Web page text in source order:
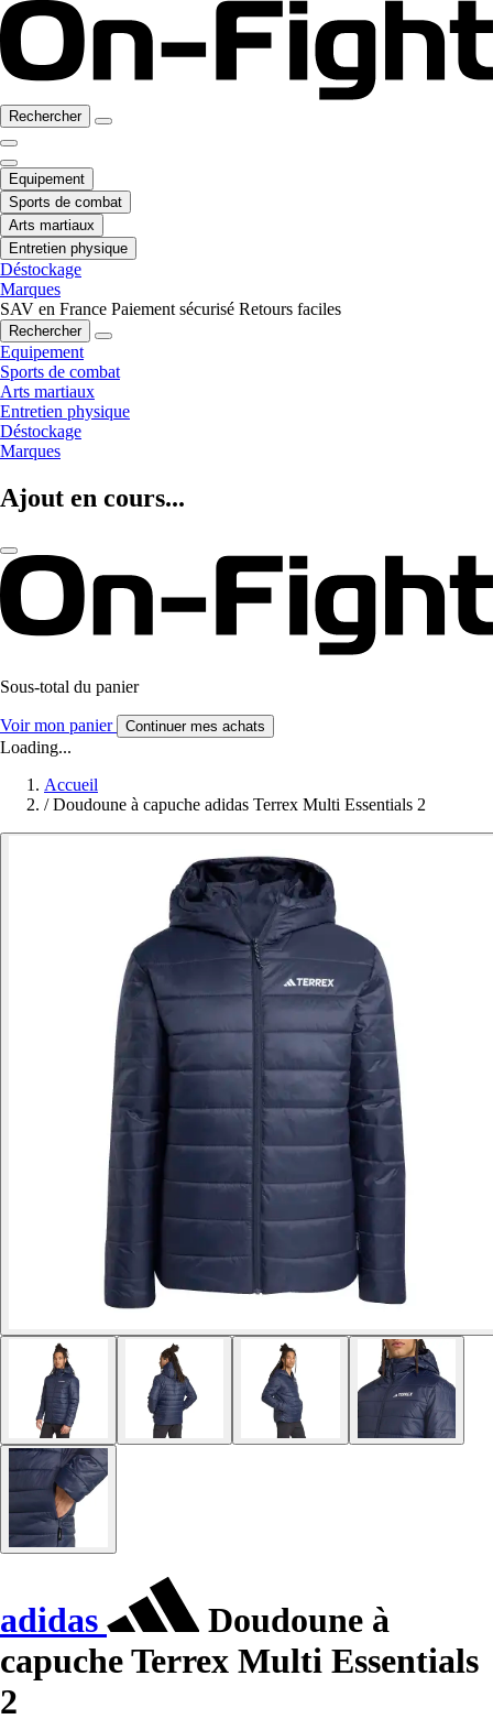
Rechercher
Equipement
Sports de combat
Arts martiaux
Entretien physique
Déstockage
Marques
SAV en France Paiement sécurisé Retours faciles
Rechercher
Equipement
Sports de combat
Arts martiaux
Entretien physique
Déstockage
Marques
Ajout en cours...
Sous-total du panier
Voir mon panier Continuer mes achats
Loading...
Accueil
/ Doudoune à capuche adidas Terrex Multi Essentials 2
adidas
Doudoune à
capuche Terrex Multi Essentials
2